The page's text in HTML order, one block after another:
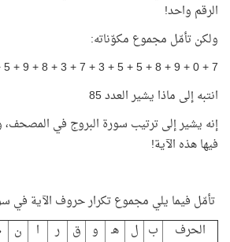
الرقم واحد!
ولكن تأمّل مجموع مكوّناته:
7 + 0 + 9 + 8 + 5 + 5 + 3 + 7 + 3 + 8 + 9 + 5 + 7 + 4 + 1 + 4 =
انتبه إلى ماذا يشير العدد 85
إنه يشير إلى ترتيب سورة البروج في
فيها هذه الآية!
تأمّل فيما يلي مجموع تكرار حروف الآية في
الحرف
ب ل هـ و ق ر ا ن